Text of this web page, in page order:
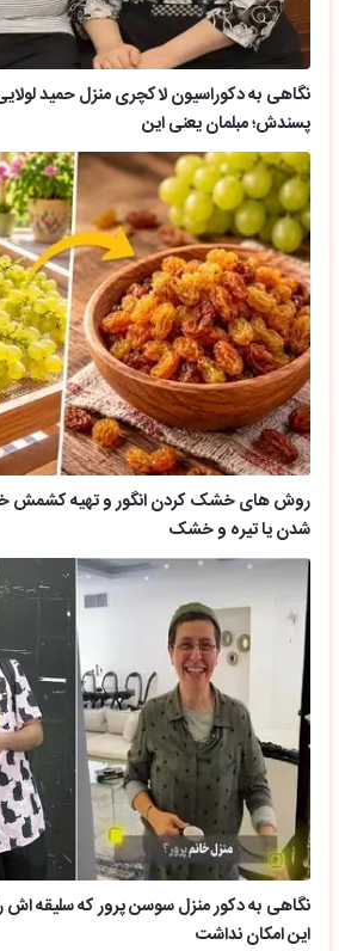
نگاهی به دکوراسیون لاکچری منزل حمید
پسندش؛ مبلمان یعنی این
روش های خشک کردن انگور و تهیه کشمش
شدن یا تیره و خشک
نگاهی به دکور منزل سوسن پرور که سلیقه اش
این امکان نداشت